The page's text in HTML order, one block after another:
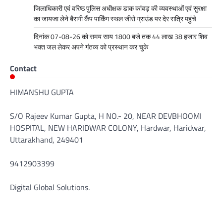
जिलाधिकारी एवं वरिष्ठ पुलिस अधीक्षक डाक कांवड़ की व्यवस्थाओं एवं सुरक्षा
का जायजा लेने बैरागी कैंप पार्किंग स्थल जीरो ग्राउंड पर देर रात्रि पहुंचे
दिनांक 07-08-26 को समय साय 1800 बजे तक 44 लाख 38 हजार शिव
भक्त जल लेकर अपने गंतव्य को प्रस्थान कर चुके
Contact
HIMANSHU GUPTA
S/O Rajeev Kumar Gupta, H NO.- 20, NEAR DEVBHOOMI
HOSPITAL, NEW HARIDWAR COLONY, Hardwar, Haridwar,
Uttarakhand, 249401
9412903399
Digital Global Solutions.